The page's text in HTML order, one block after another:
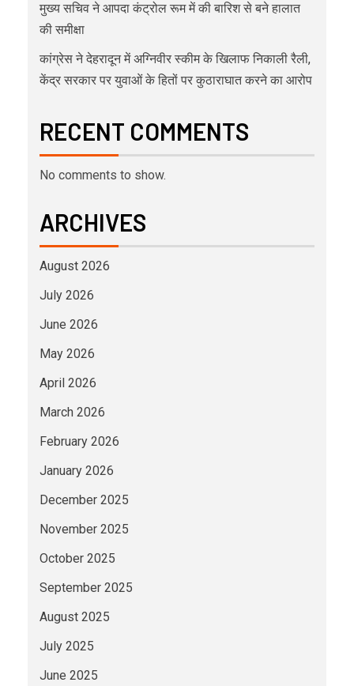
मुख्य सचिव ने आपदा कंट्रोल रूम में की बारिश से बने हालात
की समीक्षा
कांग्रेस ने देहरादून में अग्निवीर स्कीम के खिलाफ निकाली रैली,
केंद्र सरकार पर युवाओं के हितों पर कुठाराघात करने का आरोप
RECENT COMMENTS
No comments to show.
ARCHIVES
August 2026
July 2026
June 2026
May 2026
April 2026
March 2026
February 2026
January 2026
December 2025
November 2025
October 2025
September 2025
August 2025
July 2025
June 2025